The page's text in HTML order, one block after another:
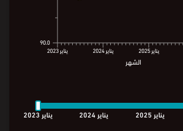
90.0
يناير2023 يناير2024 يناير2025
الشهر يناير 2023 يناير 2024 يناير 2025
يناير يناير يناير
الشهر
90.0